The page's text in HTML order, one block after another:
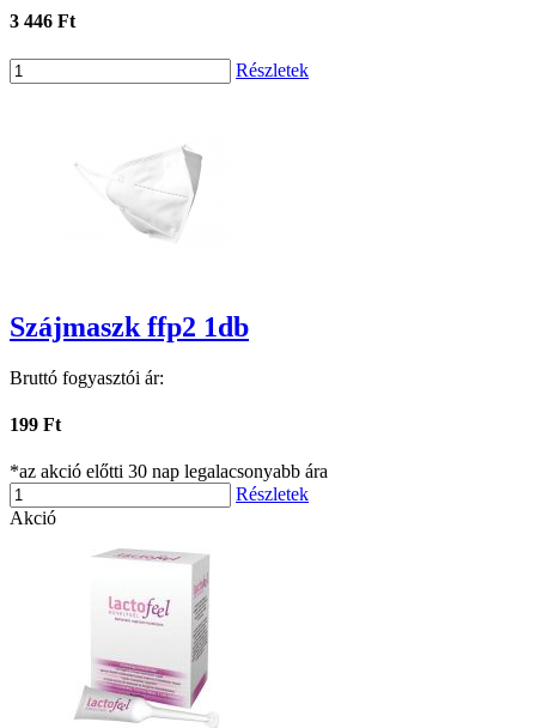
3 446 Ft
Részletek
Szájmaszk ffp2 1db
Bruttó fogyasztói ár:
199 Ft
*az akció előtti 30 nap legalacsonyabb ára
Részletek
Akció